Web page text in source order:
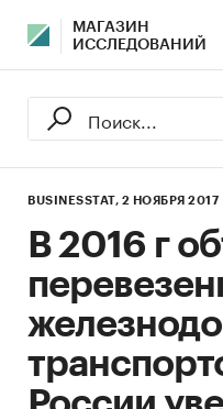
МАГАЗИН
ИССЛЕДОВАНИЙ
BUSINESSTAT, 2 НОЯБРЯ 2017
В 2016 г